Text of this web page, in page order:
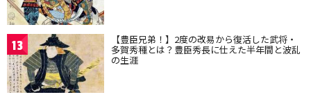
13 【豊臣兄弟！】2度の改易から復活した武将・
多賀秀種とは？豊臣秀長に仕えた半年間と波乱
の生涯